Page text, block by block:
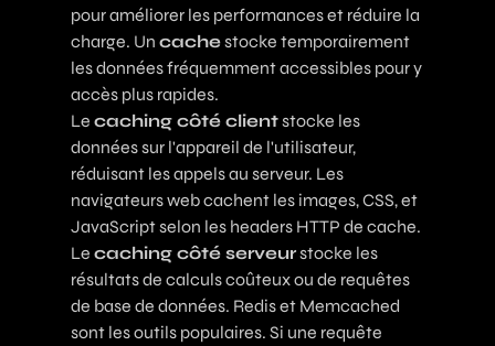
pour améliorer les performances et réduire la
charge. Un cachestocke temporairement
les données fréquemment accessibles pour y
accès plus rapides.
Le caching côté clientstocke les
données sur l'appareil de l'utilisateur,
réduisant les appels au serveur. Les
navigateurs web cachent les images, CSS, et
JavaScript selon les headers HTTP de cache.
Le caching côté serveurstocke les
résultats de calculs coûteux ou de requêtes
de base de données. Redis et Memcached
sont les outils populaires. Si une requête